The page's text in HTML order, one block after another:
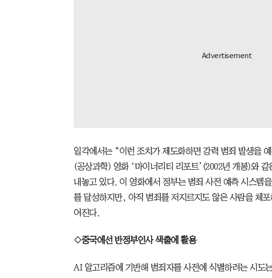
일각에서는 “이런 조치가 제도화하면 강력 범죄 발생을
(공상과학) 영화 ‘마이너리티 리포트’(2002년 개봉)와
내놓고 있다. 이 영화에서 정부는 범죄 사전 예측 시스템
를 달성하지만, 아직 범죄를 저지르지도 않은 사람을 체
어진다.
◇중국에선 반정부인사 색출에 활용
AI 알고리즘에 기반해 범죄자를 사전에 식별하려는 시도